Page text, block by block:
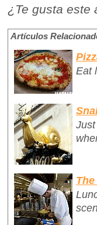
¿Te gusta este
Artículos
Eat